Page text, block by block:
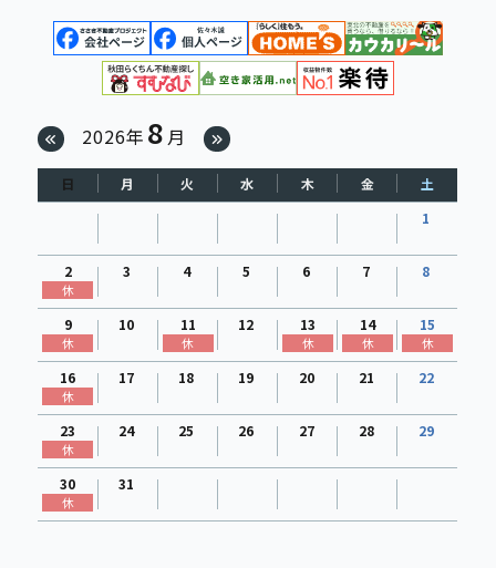
2026年 8 月
日 月 火 水 木 金
土
1
2
休
3 4 5 6 7 8
9
休
10 11
休
12 13
休
14
休
15
休
16
休
17 18 19 20 21 22
23
休
24 25 26 27 28 29
30
休
31